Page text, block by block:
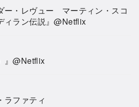
ー・レヴュー マーティン・スコ
ィラン伝説』@Netflix
』@Netflix
ラファティ